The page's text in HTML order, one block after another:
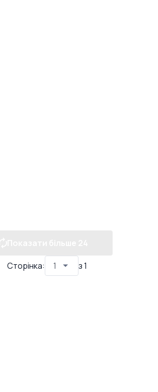
Сторінка: з1